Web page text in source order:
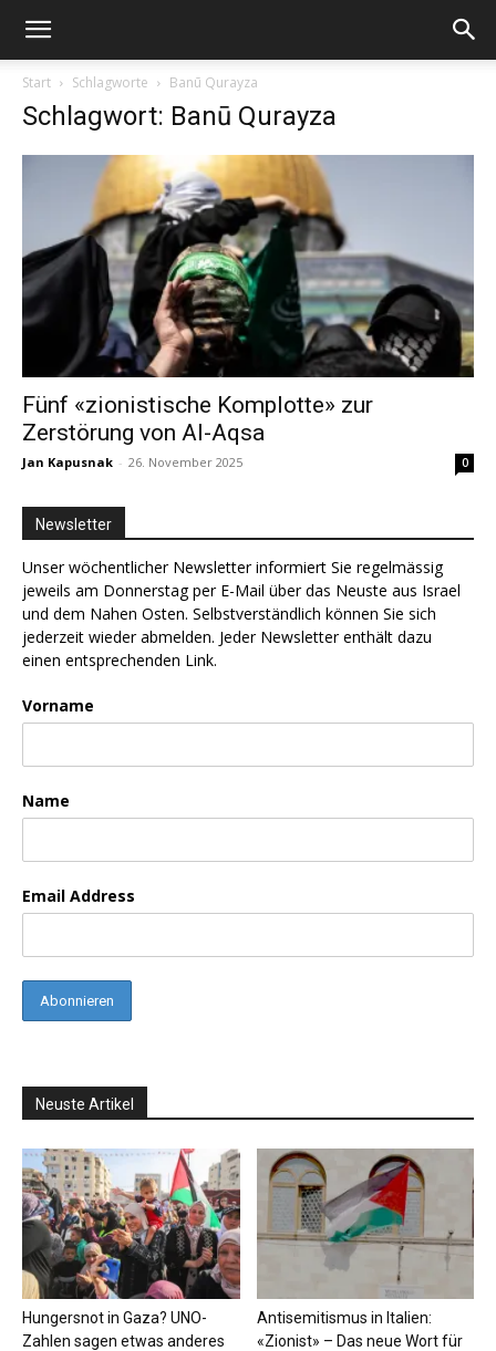
Start Schlagworte Banū Qurayza
Schlagwort: Banū Qurayza
Fünf «zionistische Komplotte» zur
Zerstörung von Al-Aqsa
Jan Kapusnak - 26. November 2025 0
Newsletter
Unser wöchentlicher Newsletter informiert Sie regelmässig
jeweils am Donnerstag per E-Mail über das Neuste aus Israel
und dem Nahen Osten. Selbstverständlich können Sie sich
jederzeit wieder abmelden. Jeder Newsletter enthält dazu
einen entsprechenden Link.
Vorname
Name
Email Address
Neuste Artikel
Hungersnot in Gaza? UNO-
Zahlen sagen etwas anderes
Antisemitismus in Italien:
«Zionist» – Das neue Wort für